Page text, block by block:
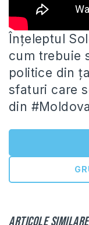
Înțeleptul
cum trebuie
politice din
sfaturi care
din